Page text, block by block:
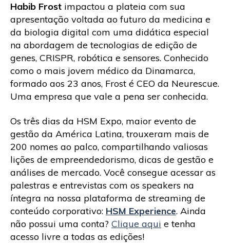
Habib Frost impactou a plateia com sua
apresentação voltada ao futuro da medicina e
da biologia digital com uma didática especial
na abordagem de tecnologias de edição de
genes, CRISPR, robótica e sensores. Conhecido
como o mais jovem médico da Dinamarca,
formado aos 23 anos, Frost é CEO da Neurescue.
Uma empresa que vale a pena ser conhecida.
Os três dias da HSM Expo, maior evento de
gestão da América Latina, trouxeram mais de
200 nomes ao palco, compartilhando valiosas
lições de empreendedorismo, dicas de gestão e
análises de mercado. Você consegue acessar as
palestras e entrevistas com os speakers na
íntegra na nossa plataforma de streaming de
conteúdo corporativo: HSM Experience. Ainda
não possui uma conta? Clique aqui e tenha
acesso livre a todas as edições!